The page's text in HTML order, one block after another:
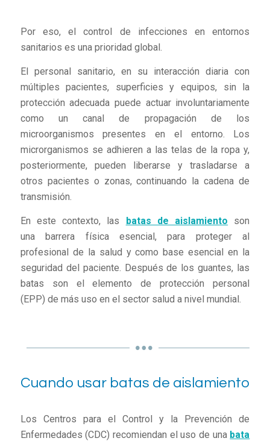
Por eso, el control de infecciones en entornos
sanitarios es una prioridad global.
El personal sanitario, en su interacción diaria con
múltiples pacientes, superficies y equipos, sin la
protección adecuada puede actuar involuntariamente
como un canal de propagación de los
microorganismos presentes en el entorno. Los
microrganismos se adhieren a las telas de la ropa y,
posteriormente, pueden liberarse y trasladarse a
otros pacientes o zonas, continuando la cadena de
transmisión.
En este contexto, las batas de aislamiento son
una barrera física esencial, para proteger al
profesional de la salud y como base esencial en la
seguridad del paciente. Después de los guantes, las
batas son el elemento de protección personal
(EPP) de más uso en el sector salud a nivel mundial.
Cuando usar batas de aislamiento
Los Centros para el Control y la Prevención de
Enfermedades (CDC) recomiendan el uso de una bata